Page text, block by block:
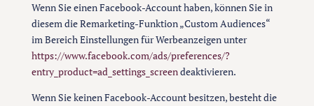
Wenn Sie einen Facebook-Account haben, können Sie in
diesem die Remarketing-Funktion „Custom Audiences“
im Bereich Einstellungen für Werbeanzeigen unter
https://www.facebook.com/ads/preferences/?
entry_product=ad_settings_screendeaktivieren.
Wenn Sie keinen Facebook-Account besitzen, besteht die